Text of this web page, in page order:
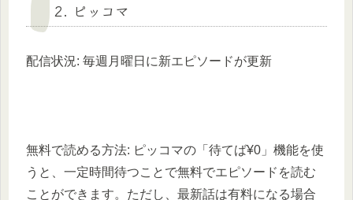
2. ピッコマ
配信状況: 毎週月曜日に新エピソードが更新
無料で読める方法: ピッコマの「待てば¥0」機能を使
うと、一定時間待つことで無料でエピソードを読む
ことができます。ただし、最新話は有料になる場合